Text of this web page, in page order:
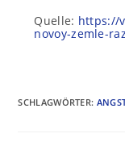
Quelle: https://
novoy-zemle-
SCHLAGWÖRTER: